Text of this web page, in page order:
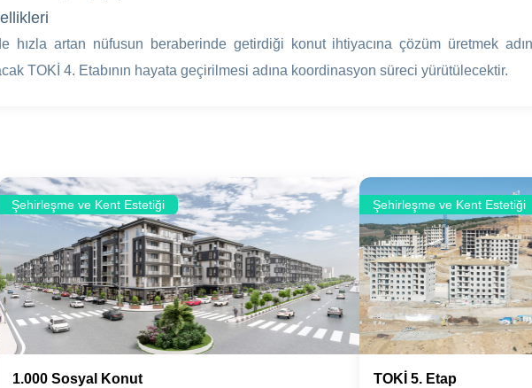
hızla artan nüfusun beraberinde getirdiği konut ihtiyacına çözüm üretmek
TOKİ 4. Etabının hayata geçirilmesi adına koordinasyon süreci yürütülecektir.
Şehirleşme ve Kent Estetiği
1.000 Sosyal Konut
Şehirleşme ve Kent Estetiği
TOKİ 5. Etap